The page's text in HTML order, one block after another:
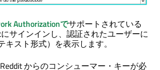
Authorizationでサポートされている
サインインし、認証されたユーザーに
スト形式）を表示します。
からのコンシューマー・キーが必